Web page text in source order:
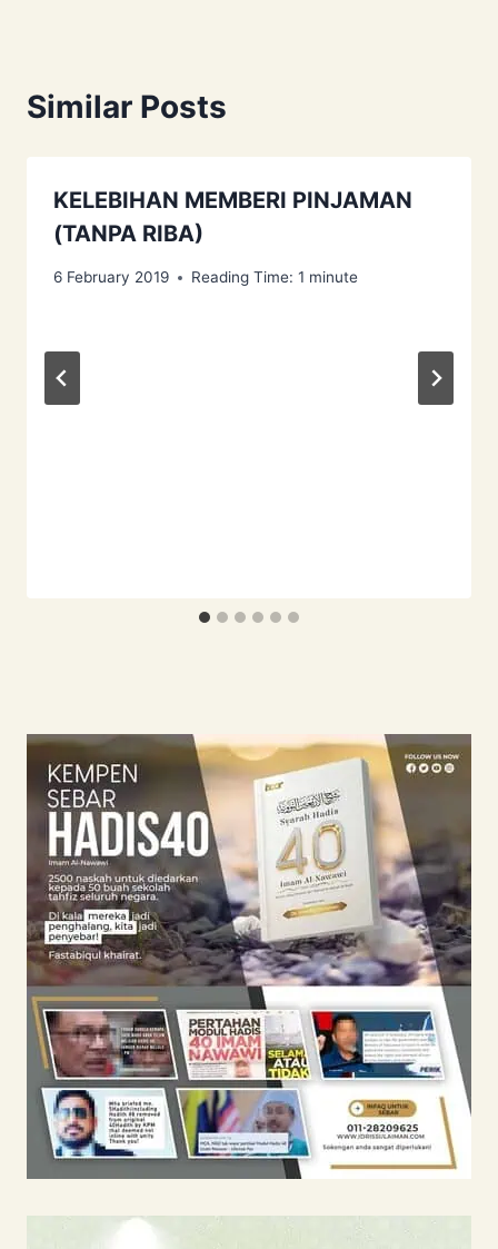
Similar Posts
KELEBIHAN MEMBERI PINJAMAN
(TANPA RIBA)
6 February 2019 Reading Time: 1 minute